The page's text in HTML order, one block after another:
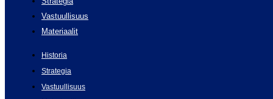
Vastuullisuus
Materiaalit
Historia
Strategia
Vastuullisuus